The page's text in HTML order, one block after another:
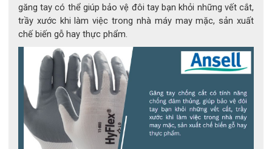
3.1 Chống lại nhiều loại hóa chất mạnh
MICROFLEX® 93-260 đã được kiểm nghiệm và chứng nhận
theo tiêu chuẩn EN 374 (Châu Âu) và KOSHA (Hàn Quốc). Khi
thử nghiệm với các hóa chất mạnh như Axit sulfuric, N-
Heptane, Hexane, Methanol, găng tay cho thấy thời gian
thẩm thấu kéo dài và hiệu suất chống thấm ấn tượng.
3.2 Tỷ lệ lỗi thấp (AQL 0.65)
Với chỉ số AQL 0.65, MICROFLEX® 93-260 đảm bảo chất
găng tay có thể giúp bảo vệ đôi tay bạn khỏi những vết cắt,
trầy xước khi làm việc trong nhà máy may mặc, sản xuất
chế biến gỗ hay thực phẩm.